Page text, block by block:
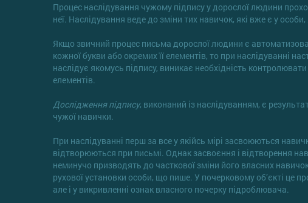
Процес наслідування чужому підпису у дорослої людини
неї. Наслідування веде до зміни тих навичок, які вже є у особи,
Якщо звичний процес письма дорослої людини є
кожної букви або окремих її елементів, то при наслідуванні
наслідує якомусь підпису, виникає необхідність
елементів.
Дослідження підпису, виконаний із наслідуванням, є
чужої навички.
При наслідуванні перш за все у якійсь мірі засвоюються
відтворюються при письмі. Однак засвоєння і відтворення
неминучо призводять до часткової зміни його власних
рухової установки особи, що пише. У почерковому об’єкті це
але і у викривленні ознак власного почерку підроблювача.